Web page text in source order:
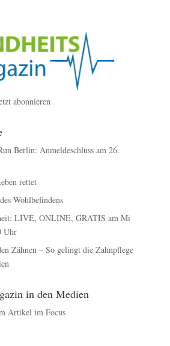
abonnieren
Berlin: Anmeldeschluss am 26.
rettet
Wohlbefindens
LIVE, ONLINE, GRATIS am Mi
Uhr
Zähnen – So gelingt die Zahnpflege
in den Medien
Artikel im Focus